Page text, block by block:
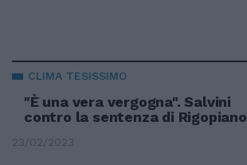
CLIMA TESISSIMO
"È una vera vergogna". Salvini
contro la sentenza di Rigopiano
23/02/2023